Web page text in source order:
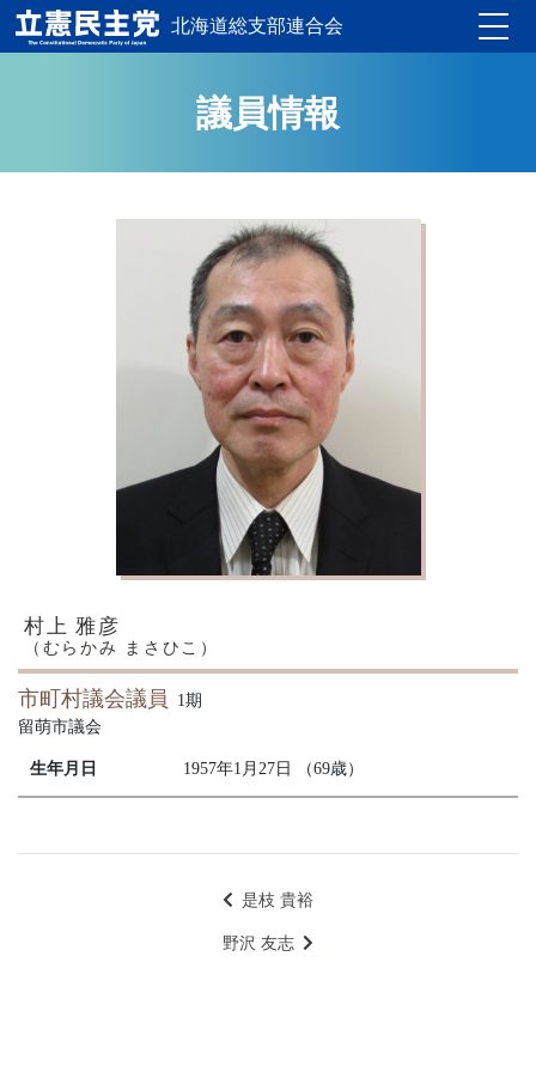
北海道総支部連合会
議員情報
村上 雅彦
（むらかみ まさひこ）
市町村議会議員
1期
留萌市議会
生年月日 1957年1月27日 （69歳）
是枝 貴裕
野沢 友志